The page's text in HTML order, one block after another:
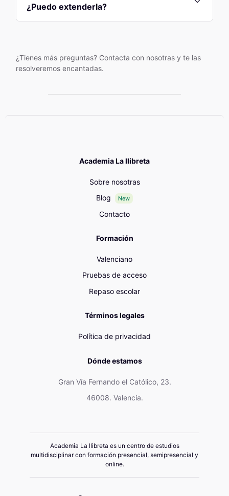
¿Puedo extenderla?
¿Tienes más preguntas? Contacta con nosotras y te las
resolveremos encantadas.
Academia La llibreta
Sobre nosotras
Blog
New
Contacto
Formación
Valenciano
Pruebas de acceso
Repaso escolar
Términos legales
Política de privacidad
Dónde estamos
Gran Vía Fernando el Católico, 23.
46008. Valencia.
Academia La llibreta es un centro de estudios
multidisciplinar con formación presencial, semipresencial y
online.